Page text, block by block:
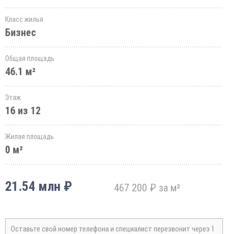
Класс жилья
Бизнес
Общая площадь
46.1 м²
Этаж
16 из 12
Жилая площадь
0 м²
21.54 млн ₽ 467 200 ₽ за м²
Оставьте свой номер телефона и специалист перезвонит через 1